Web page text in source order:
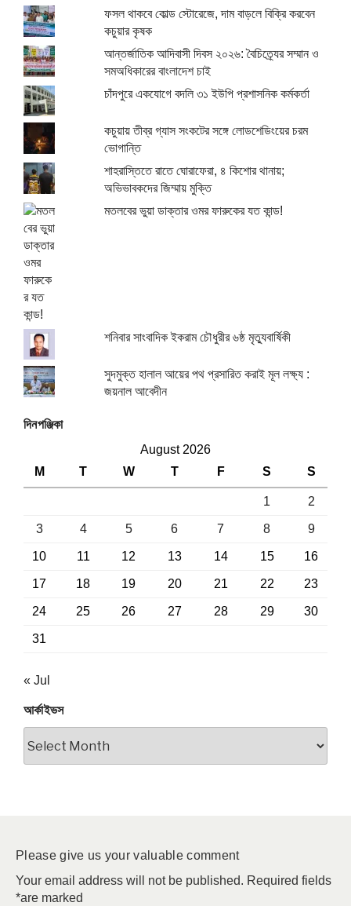
ফসল থাকবে কোল্ড স্টোরেজে, দাম বাড়লে বিক্রি করবেন
কচুয়ার কৃষক
আন্তর্জাতিক আদিবাসী দিবস ২০২৬: বৈচিত্র্যের সম্মান ও
সমঅধিকারের বাংলাদেশ চাই
চাঁদপুরে একযোগে বদলি ৩১ ইউপি প্রশাসনিক কর্মকর্তা
কচুয়ায় তীব্র গ্যাস সংকটের সঙ্গে লোডশেডিংয়ের চরম
ভোগান্তি
শাহরাস্তিতে রাতে ঘোরাফেরা, ৪ কিশোর থানায়;
অভিভাবকদের জিম্মায় মুক্তি
মতলবের ভুয়া ডাক্তার ওমর ফারুকের যত কান্ড!
শনিবার সাংবাদিক ইকরাম চৌধুরীর ৬ষ্ঠ মৃত্যুবার্ষিকী
সুদমুক্ত হালাল আয়ের পথ প্রসারিত করাই মূল লক্ষ্য :
জয়নাল আবেদীন
দিনপঞ্জিকা
August 2026
M
T W T F S S
1 2
3 4 5 6 7 8 9
10 11 12 13 14 15 16
17 18 19 20 21 22 23
24 25 26 27 28 29 30
31
« Jul
আর্কাইভস
Please give us your valuable comment
Your email address will not be published. Required fields
are marked
*